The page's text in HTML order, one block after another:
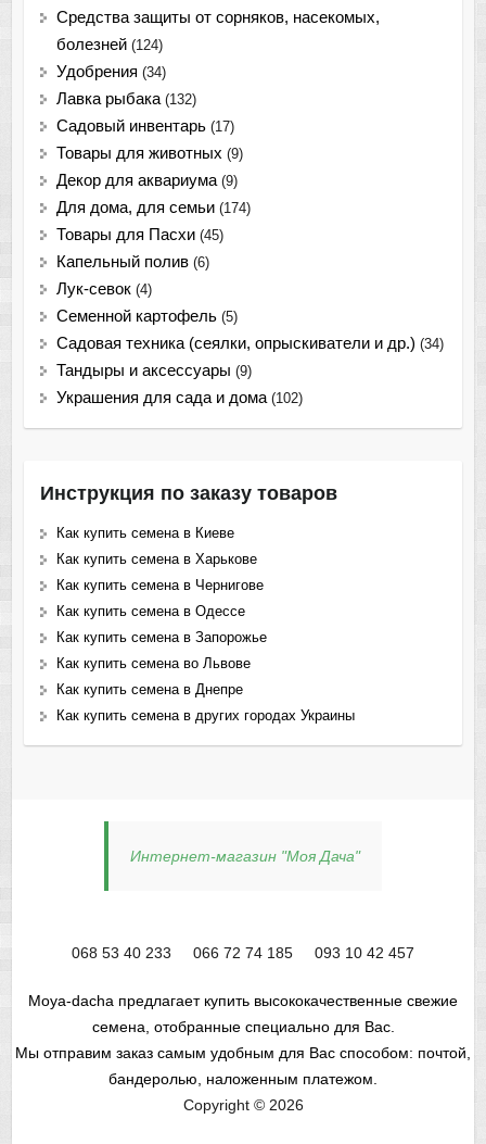
Средства защиты от сорняков, насекомых,
болезней (124)
Удобрения (34)
Лавка рыбака (132)
Садовый инвентарь (17)
Товары для животных (9)
Декор для аквариума (9)
Для дома, для семьи (174)
Товары для Пасхи (45)
Капельный полив (6)
Лук-севок (4)
Семенной картофель (5)
Садовая техника (сеялки, опрыскиватели и др.) (34)
Тандыры и аксессуары (9)
Украшения для сада и дома (102)
Инструкция по заказу товаров
Как купить семена в Киеве
Как купить семена в Харькове
Как купить семена в Чернигове
Как купить семена в Одессе
Как купить семена в Запорожье
Как купить семена во Львове
Как купить семена в Днепре
Как купить семена в других городах Украины
Интернет-магазин "Моя Дача"
068 53 40 233 066 72 74 185 093 10 42 457
Moya-dacha предлагает купить высококачественные свежие
семена, отобранные специально для Вас.
Мы отправим заказ самым удобным для Вас способом: почтой,
бандеролью, наложенным платежом.
Copyright © 2026